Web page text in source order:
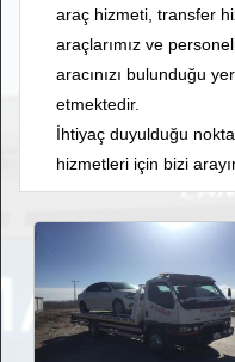
araç hizmeti, transfer
araçlarımız ve
aracınızı bulunduğu
etmektedir.
İhtiyaç duyulduğu
hizmetleri için bizi